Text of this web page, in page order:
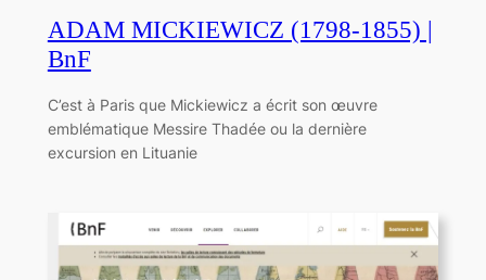
ADAM MICKIEWICZ (1798-1855) |
BnF
C’est à Paris que Mickiewicz a écrit son œuvre
emblématique Messire Thadée ou la dernière
excursion en Lituanie